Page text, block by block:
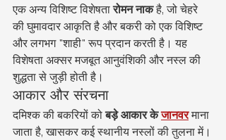
एक अन्य विशिष्ट विशेषता रोमन नाक है, जो चेहरे
की घुमावदार आकृति है और बकरी को एक विशिष्ट
और लगभग "शाही" रूप प्रदान करती है। यह
विशेषता अक्सर मजबूत आनुवंशिकी और नस्ल की
शुद्धता से जुड़ी होती है।
आकार और संरचना
दमिश्क की बकरियों को बड़े आकार के जानवर माना
जाता है, खासकर कई स्थानीय नस्लों की तुलना में।